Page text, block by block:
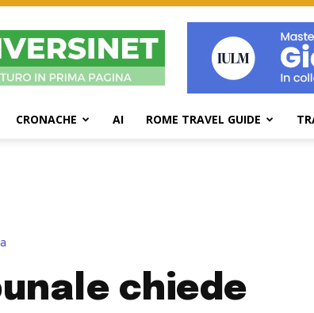
UniversiNet
Magazine
CRONACHE AI ROME TRAVEL GUIDE
chiede